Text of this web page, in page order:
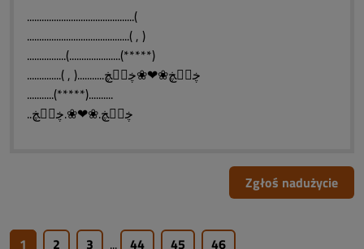
............................................(
..........................................( , )
................(.....................(*****)
..............( , )...........ڿڰۣڿ❀❤❀ڿڰۣڿ
...........(*****)..........
..ڿڰۣڿ.❀❤❀.ڿڰۣڿ
Zgłoś nadużycie
1 2 3 ... 44 45 46